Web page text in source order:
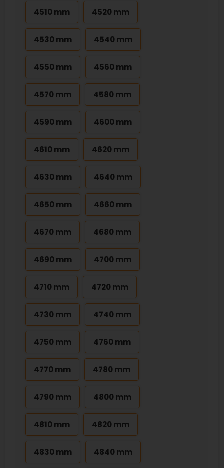
4510 mm 4520 mm
4530 mm 4540 mm
4550 mm 4560 mm
4570 mm 4580 mm
4590 mm 4600 mm
4610 mm 4620 mm
4630 mm 4640 mm
4650 mm 4660 mm
4670 mm 4680 mm
4690 mm 4700 mm
4710 mm 4720 mm
4730 mm 4740 mm
4750 mm 4760 mm
4770 mm 4780 mm
4790 mm 4800 mm
4810 mm 4820 mm
4830 mm 4840 mm